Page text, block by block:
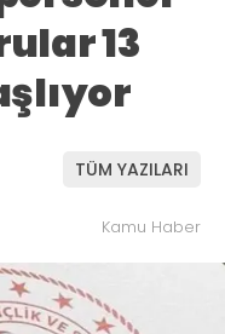
13
TÜM YAZILARI
Kamu Haber